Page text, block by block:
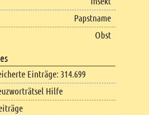
Papstname
Obst
Einträge: 314.699
Hilfe